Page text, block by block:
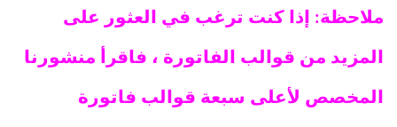
ملاحظة: إذا كنت ترغب في العثور على
المزيد من قوالب الفاتورة ، فاقرأ منشورنا
المخصص لأعلى سبعة قوالب فاتورة